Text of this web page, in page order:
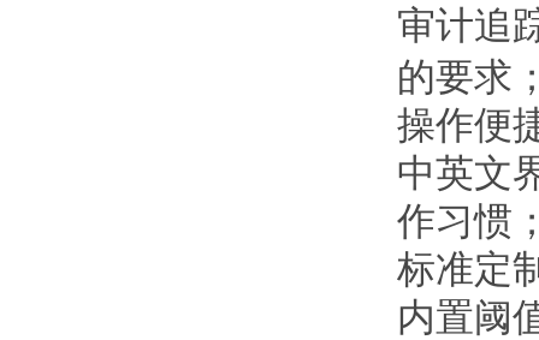
审计追
的要求
操作便
中英文
作习惯
标准定
内置阈